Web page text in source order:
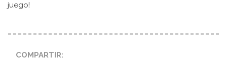
juego!
COMPARTIR: